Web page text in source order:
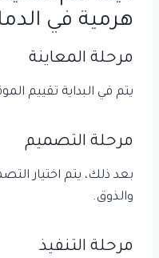
هرمية في
مرحلة المعاينة
يتم في البداية تقييم
مرحلة التصميم
بعد ذلك، يتم اختيار
والذوق.
مرحلة التنفيذ